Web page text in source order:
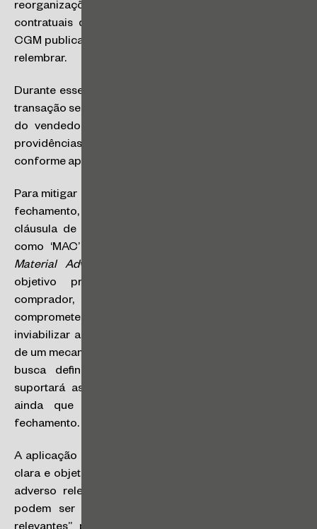
reorganizações societárias prévias, exigências
contratuais de terceiros, como destacamos na Pílula
CGM publicada em 16 de setembro –
relembrar.
Durante esse intervalo de tempo, a empresa objeto da
transação segue operando normalmente sob o controle
do vendedor, enquanto as partes devem adotar as
providências necessárias para cumprir tais condições,
conforme aplicável.
Para mitigar os riscos desse período entre assinatura e
fechamento, os contratos costumam prever a chamada
cláusula de efeitos adversos relevantes – conhecida
como ‘MAC’ ou ‘MAE’ (
Material Adverse Effect
objetivo proteger as partes, especialmente o
comprador, contra eventos imprevistos que possam
comprometer substancialmente o valor do negócio ou
inviabilizar a lógica econômica da transação. Trata-se
de um mecanismo contratual de alocação de riscos: ele
busca definir, de forma prévia e objetiva, quem
suportará as consequências de um evento adverso,
ainda que externo, ocorrido entre assinatura e
fechamento.
A aplicação dessa cláusula depende de uma definição
clara e objetiva do que as partes entendem por “efeito
adverso relevante”. E, naturalmente, os eventos que
podem ser caracterizados como “efeitos adversos